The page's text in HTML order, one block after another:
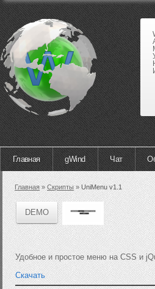
Главная gWind Чат
Главная»Скрипты»UniMenu v1.1
DEMO
Удобное и простое меню на CSS и
Скачать